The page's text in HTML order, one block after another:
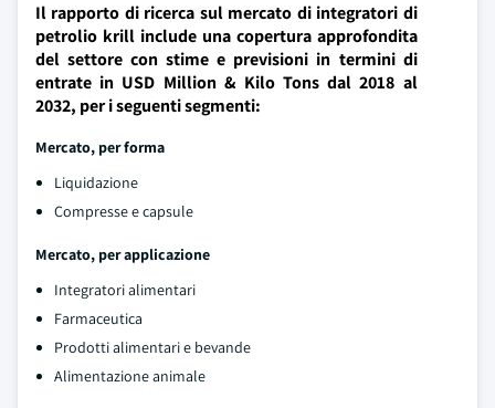
Il rapporto di ricerca sul mercato di integratori di
petrolio krill include una copertura approfondita
del settore con stime e previsioni in termini di
entrate in USD Million & Kilo Tons dal 2018 al
2032, per i seguenti segmenti:
Mercato, per forma
Liquidazione
Compresse e capsule
Mercato, per applicazione
Integratori alimentari
Farmaceutica
Prodotti alimentari e bevande
Alimentazione animale